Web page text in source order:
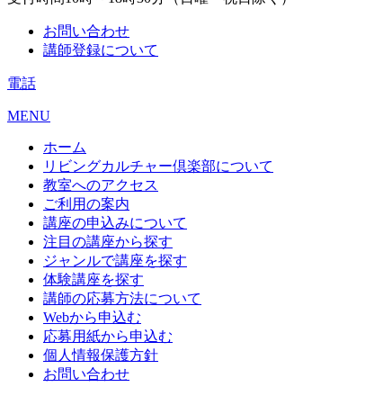
お問い合わせ
講師登録について
電話
MENU
ホーム
リビングカルチャー倶楽部について
教室へのアクセス
ご利用の案内
講座の申込みについて
注目の講座から探す
ジャンルで講座を探す
体験講座を探す
講師の応募方法について
Webから申込む
応募用紙から申込む
個人情報保護方針
お問い合わせ